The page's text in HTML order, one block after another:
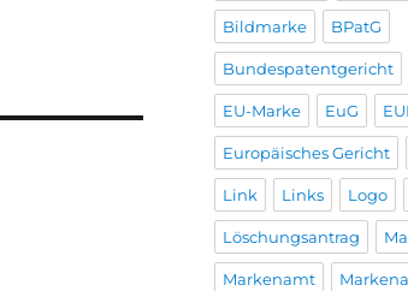
Bildmarke BPatG
Bundespatentgericht
EU-Marke EuG
Europäisches Gericht
Link Links Logo
Löschungsantrag
Markenamt